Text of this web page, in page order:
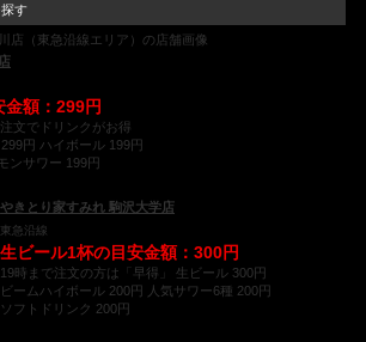
す
額：299円
文でドリンクがお得
円 ハイボール 199円
ンサワー 199円
やきとり家すみれ 駒沢大学店
東急沿線
生ビール1杯の目安金額：300円
19時まで注文の方は「早得」 生ビール 300円
ビームハイボール 200円 人気サワー6種 200円
ソフトドリンク 200円